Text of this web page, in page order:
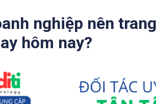
nghiệp nên
hôm nay?